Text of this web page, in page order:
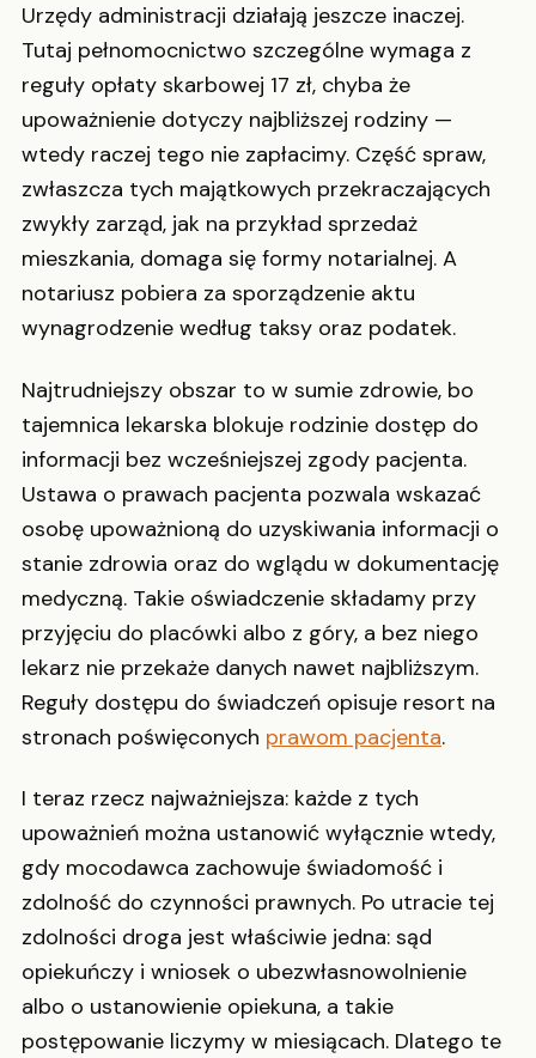
Urzędy administracji działają jeszcze inaczej.
Tutaj pełnomocnictwo szczególne wymaga z
reguły opłaty skarbowej 17 zł, chyba że
upoważnienie dotyczy najbliższej rodziny —
wtedy raczej tego nie zapłacimy. Część spraw,
zwłaszcza tych majątkowych przekraczających
zwykły zarząd, jak na przykład sprzedaż
mieszkania, domaga się formy notarialnej. A
notariusz pobiera za sporządzenie aktu
wynagrodzenie według taksy oraz podatek.
Najtrudniejszy obszar to w sumie zdrowie, bo
tajemnica lekarska blokuje rodzinie dostęp do
informacji bez wcześniejszej zgody pacjenta.
Ustawa o prawach pacjenta pozwala wskazać
osobę upoważnioną do uzyskiwania informacji o
stanie zdrowia oraz do wglądu w dokumentację
medyczną. Takie oświadczenie składamy przy
przyjęciu do placówki albo z góry, a bez niego
lekarz nie przekaże danych nawet najbliższym.
Reguły dostępu do świadczeń opisuje resort na
stronach poświęconych prawom pacjenta.
I teraz rzecz najważniejsza: każde z tych
upoważnień można ustanowić wyłącznie wtedy,
gdy mocodawca zachowuje świadomość i
zdolność do czynności prawnych. Po utracie tej
zdolności droga jest właściwie jedna: sąd
opiekuńczy i wniosek o ubezwłasnowolnienie
albo o ustanowienie opiekuna, a takie
postępowanie liczymy w miesiącach. Dlatego te